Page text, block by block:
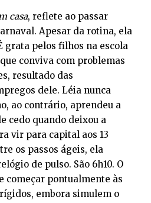
casa, reflete ao passar
Apesar da rotina, ela
grata pelos filhos na escola
conviva com problemas
resultado das
dele. Léia nunca
ao contrário, aprendeu a
cedo quando deixou a
vir para capital aos 13
os passos ágeis, ela
de pulso. São 6h10. O
começar pontualmente às
embora simulem o